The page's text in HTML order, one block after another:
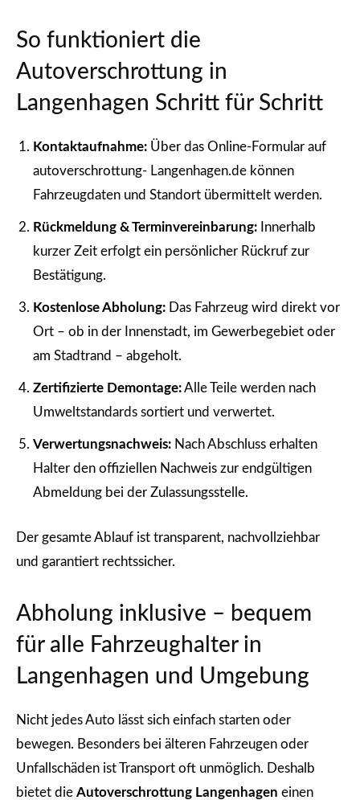
So funktioniert die
Autoverschrottung in
Langenhagen Schritt für Schritt
Kontaktaufnahme: Über das Online-Formular auf
autoverschrottung- Langenhagen.de können
Fahrzeugdaten und Standort übermittelt werden.
Rückmeldung & Terminvereinbarung: Innerhalb
kurzer Zeit erfolgt ein persönlicher Rückruf zur
Bestätigung.
Kostenlose Abholung: Das Fahrzeug wird direkt vor
Ort – ob in der Innenstadt, im Gewerbegebiet oder
am Stadtrand – abgeholt.
Zertifizierte Demontage:Alle Teile werden nach
Umweltstandards sortiert und verwertet.
Verwertungsnachweis: Nach Abschluss erhalten
Halter den offiziellen Nachweis zur endgültigen
Abmeldung bei der Zulassungsstelle.
Der gesamte Ablauf ist transparent, nachvollziehbar
und garantiert rechtssicher.
Abholung inklusive – bequem
für alle Fahrzeughalter in
Langenhagen und Umgebung
Nicht jedes Auto lässt sich einfach starten oder
bewegen. Besonders bei älteren Fahrzeugen oder
Unfallschäden ist Transport oft unmöglich. Deshalb
bietet die Autoverschrottung Langenhagen einen